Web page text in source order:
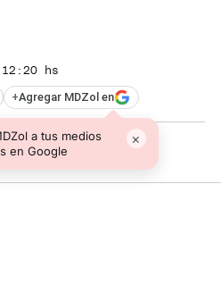
hs
+Agregar MDZol en
a tus medios
en Google
×
un auto. Foto: MDZ